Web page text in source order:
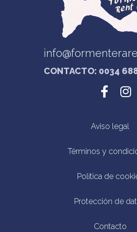
CONTACTO: 0034
Aviso legal
Términos y
Política de
Protección de
Contacto